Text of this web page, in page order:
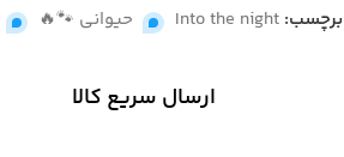
برچسب:Into the night
, حیوانی 🐾🔥 ,
ارسال سریع کالا